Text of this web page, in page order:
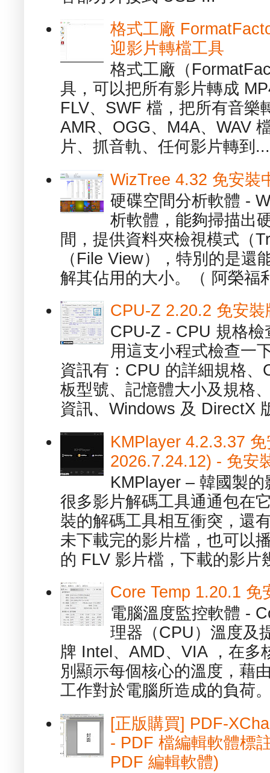
格式工廠
迎影片轉檔工具
格式工廠（
具，可以把所有影片轉成
FLV、SWF 檔，把所有音樂
AMR、OGG、M4A、WAV
片、抓音軌、任何影片轉到...
WizTree 4.32 免安裝
硬碟空間分析軟體 -
析軟體，能夠掃描出
間，提供資料夾檢視模式（
（File View），特別的是還
解其佔用的大小。（ 阿榮福
CPU-Z 2.20.2 免安
CPU-Z - CPU 規格
用這支小程式檢查一
資訊有：CPU 的詳細規格
板型號、記憶體大小及規格
資訊、Windows 及 DirectX
KMPlayer 4.2.3.37
2026.7.24.12) - 免安
KMPlayer – 韓國製
很多影片解碼工具通通包在
裝的解碼工具相互衝突，還
未下載完的影片檔，也可以
的 FLV 影片檔，下載的影片
Core Temp 1.20.1 免
電腦溫度監控軟體 -
理器（CPU）溫度及
牌 Intel、AMD、VIA ，在多
別顯示每個核心的溫度，藉
工作對於電腦所造成的負荷
[正版購買] PDF-
- PDF 檔編輯軟體標
PDF 編輯軟體)